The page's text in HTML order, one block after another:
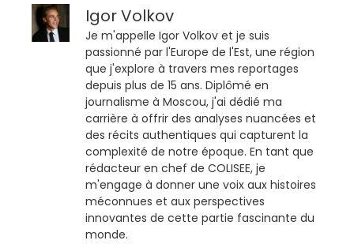
Igor Volkov
Je m'appelle Igor Volkov et je suis
passionné par l'Europe de l'Est, une région
que j'explore à travers mes reportages
depuis plus de 15 ans. Diplômé en
journalisme à Moscou, j'ai dédié ma
carrière à offrir des analyses nuancées et
des récits authentiques qui capturent la
complexité de notre époque. En tant que
rédacteur en chef de COLISEE, je
m'engage à donner une voix aux histoires
méconnues et aux perspectives
innovantes de cette partie fascinante du
monde.